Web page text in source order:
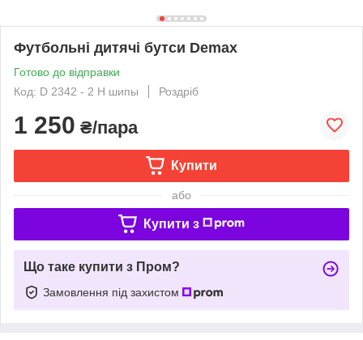
Футбольні дитячі бутси Demax
Готово до відправки
Код: D 2342 - 2 H шипы
Роздріб
1 250 ₴/пара
Купити
або
Купити з
Що таке купити з Пром?
Замовлення під захистом